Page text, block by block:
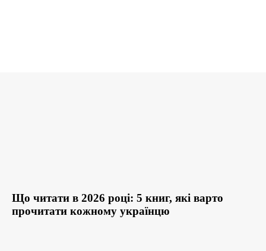
Що читати в 2026 році: 5 книг, які варто
прочитати кожному українцю